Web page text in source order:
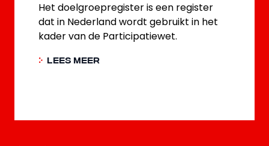
Het doelgroepregister is een register
dat in Nederland wordt gebruikt in het
kader van de Participatiewet.
Lees meer